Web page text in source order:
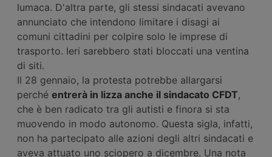
lumaca. D'altra parte, gli stessi sindacati avevano
annunciato che intendono limitare i disagi ai
comuni cittadini per colpire solo le imprese di
trasporto. Ieri sarebbero stati bloccati una ventina
di siti.
Il 28 gennaio, la protesta potrebbe allargarsi
perché entrerà in lizza anche il sindacato CFDT,
che è ben radicato tra gli autisti e finora si sta
muovendo in modo autonomo. Questa sigla, infatti,
non ha partecipato alle azioni degli altri sindacati e
aveva attuato uno sciopero a dicembre. Una nota